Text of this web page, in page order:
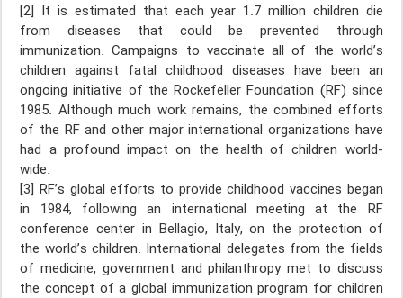
[2] It is estimated that each year 1.7 million children die
from diseases that could be prevented through
immunization. Campaigns to vaccinate all of the world’s
children against fatal childhood diseases have been an
ongoing initiative of the Rockefeller Foundation (RF) since
1985. Although much work remains, the combined efforts
of the RF and other major international organizations have
had a profound impact on the health of children world-
wide.
[3] RF’s global efforts to provide childhood vaccines began
in 1984, following an international meeting at the RF
conference center in Bellagio, Italy, on the protection of
the world’s children. International delegates from the fields
of medicine, government and philanthropy met to discuss
the concept of a global immunization program for children